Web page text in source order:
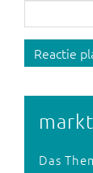
Reactie
Das